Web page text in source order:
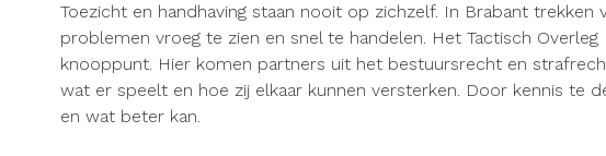
Toezicht en handhaving staan nooit op zichzelf. In Brabant trekken
problemen vroeg te zien en snel te handelen. Het Tactisch
knooppunt. Hier komen partners uit het bestuursrecht en
wat er speelt en hoe zij elkaar kunnen versterken. Door kennis te
en wat beter kan.